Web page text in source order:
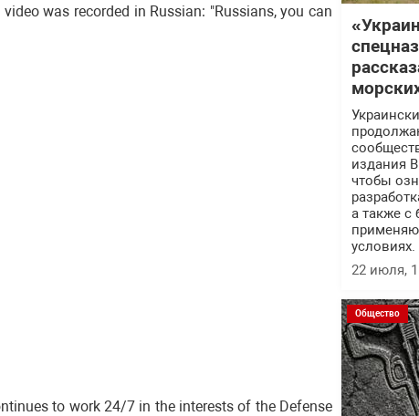
was recorded in Russian: "Russians, you can
to work 24/7 in the interests of the Defense
издания
чтобы
а также с
условиях.
22 июля,
Общество